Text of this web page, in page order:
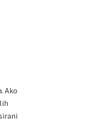
Ako